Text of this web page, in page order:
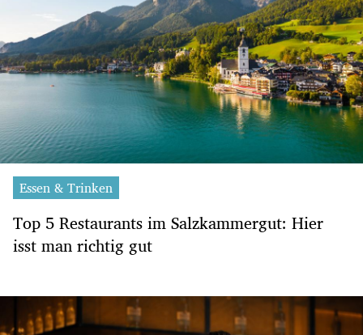
Essen & Trinken
Top 5 Restaurants im Salzkammergut: Hier
isst man richtig gut